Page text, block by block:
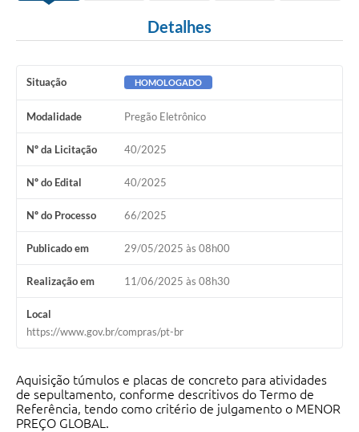
Detalhes
Situação HOMOLOGADO
Modalidade Pregão Eletrônico
Nº da Licitação 40/2025
Nº do Edital 40/2025
Nº do Processo 66/2025
Publicado em 29/05/2025 às 08h00
Realização em 11/06/2025 às 08h30
Local
https://www.gov.br/compras/pt-br
Aquisição túmulos e placas de concreto para atividades
de sepultamento, conforme descritivos do Termo de
Referência, tendo como critério de julgamento o MENOR
PREÇO GLOBAL.